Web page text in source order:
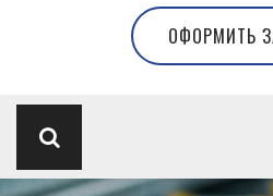
ОФОРМИТЬ